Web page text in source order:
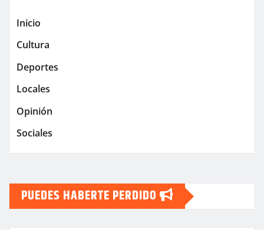
Inicio
Cultura
Deportes
Locales
Opinión
Sociales
PUEDES HABERTE PERDIDO